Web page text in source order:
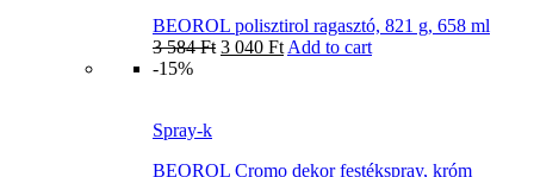
BEOROL polisztirol ragasztó, 821 g, 658 ml
3 584Ft 3 040 Ft Add to cart
-15%
Spray-k
BEOROL Cromo dekor festékspray, króm